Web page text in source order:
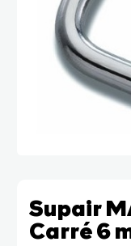
Supair
Carré 6